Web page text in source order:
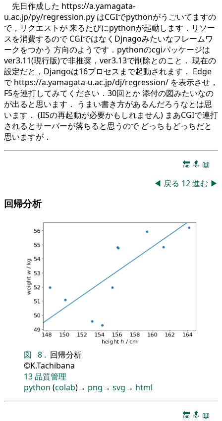
先日作成した https://a.yamagata-
u.ac.jp/py/regression.py はCGIでpythonがうごいてますの
で，リクエストが 来るたびにpythonが起動します．リソー
スを消費するので CGIではなくDjnagoみたいなフレームワ
ークをつかう 方向のようです．pythonのcgiパッケージは
ver3.11(現行版)で非推奨，ver3.13で削除とのこと． 現在の
設定だと，Djangoは16プロセスまで起動されます． Edge
で https://a.yamagata-u.ac.jp/dj/regression/ を表示させ，
F5を連打してみてください．30回とか 添付の図みたいなの
が出ると思います． うまい書き方があるんだろうなとは思
います． (IISの再起動が必要かもしれません) まあCGIで連打
されるとサーバーが落ちると思うので どっちもどっちだと
思いますが．
🔚 🔝 📖
◀ 戻る 12進む ▶
回帰分析
図 8 . 回帰分析
©K.Tachibana
13品質管理
python (colab)→ png→ svg→ html
🔚 🔝 📖